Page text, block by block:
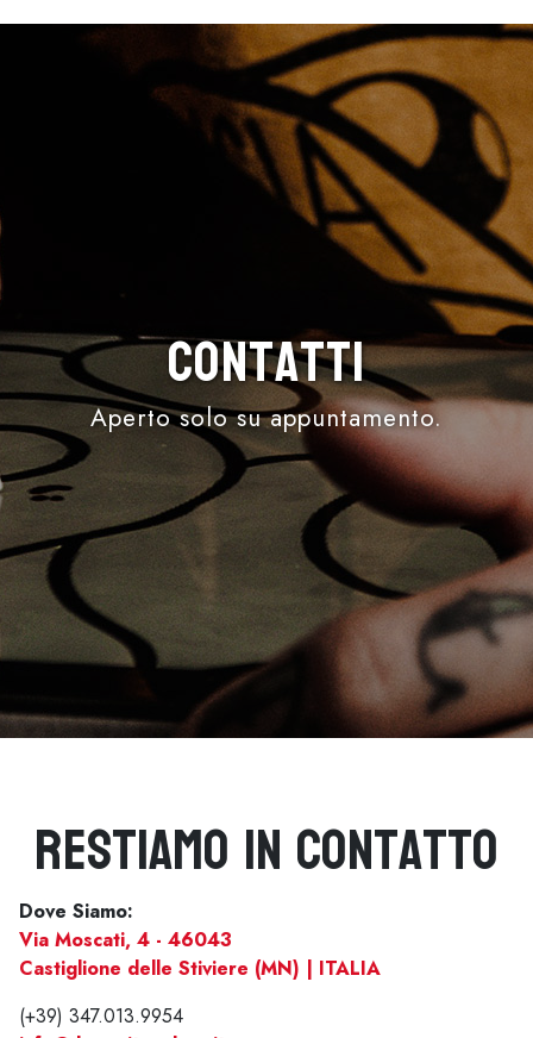
Contatti
Aperto solo su appuntamento.
Restiamo in contatto
Dove Siamo:
Via Moscati, 4 - 46043
Castiglione delle Stiviere (MN) | ITALIA
(+39) 347.013.9954